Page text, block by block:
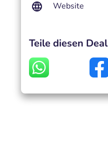
Website
Teile diesen Deal